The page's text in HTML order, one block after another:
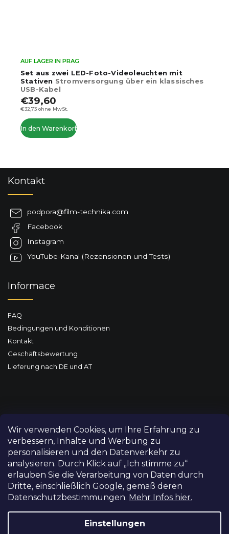
Wir verwenden Cookies, um Ihre Erfahrung zu
verbessern, Inhalte und Werbung zu
personalisieren und den Datenverkehr zu
analysieren. Durch Klick auf „Ich stimme zu“
erlauben Sie die Verarbeitung von Daten durch
Dritte, einschließlich Google, gemäß deren
Datenschutzbestimmungen. Mehr Infos hier.
Einstellungen
Set aus zwei LED-Foto-Videoleuchten mit
Stativen Stromversorgung über ein klassisches
USB-Kabel
AUF LAGER IN PRAG
€32,73 ohne MwSt.
€39,60
In den Warenkorb
Kontakt
podpora@film-technika.com
Facebook
Instagram
YouTube-Kanal (Rezensionen und Tests)
Informace
FAQ
Bedingungen und Konditionen
Kontakt
Geschäftsbewertung
Lieferung nach DE und AT
Copyright 2026FILM-TECHNIKA. Alle Rechte vorbehalten.
Cookie-Einstellungen ändern